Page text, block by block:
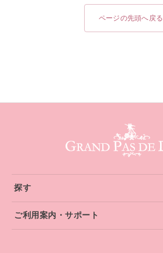
ページの先頭へ戻る
探す
ご利用案内・サポート